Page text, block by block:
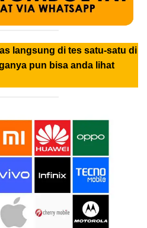
langsung di tes satu-satu di
pun bisa anda lihat